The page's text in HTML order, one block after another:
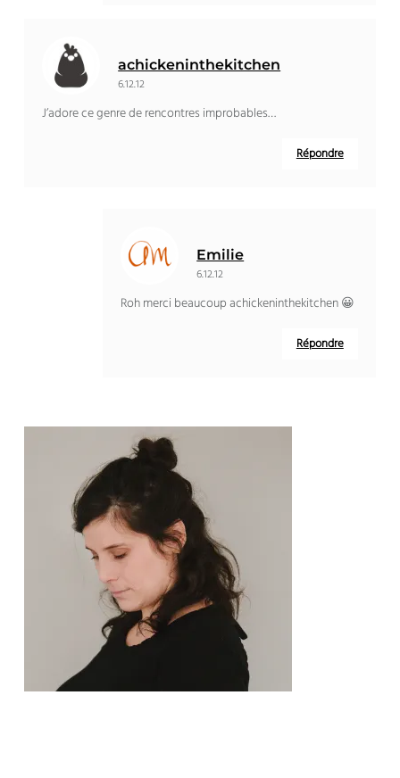
achickeninthekitchen
6.12.12
J’adore ce genre de rencontres improbables…
Répondre
Emilie
6.12.12
Roh merci beaucoup achickeninthekitchen 😀
Répondre